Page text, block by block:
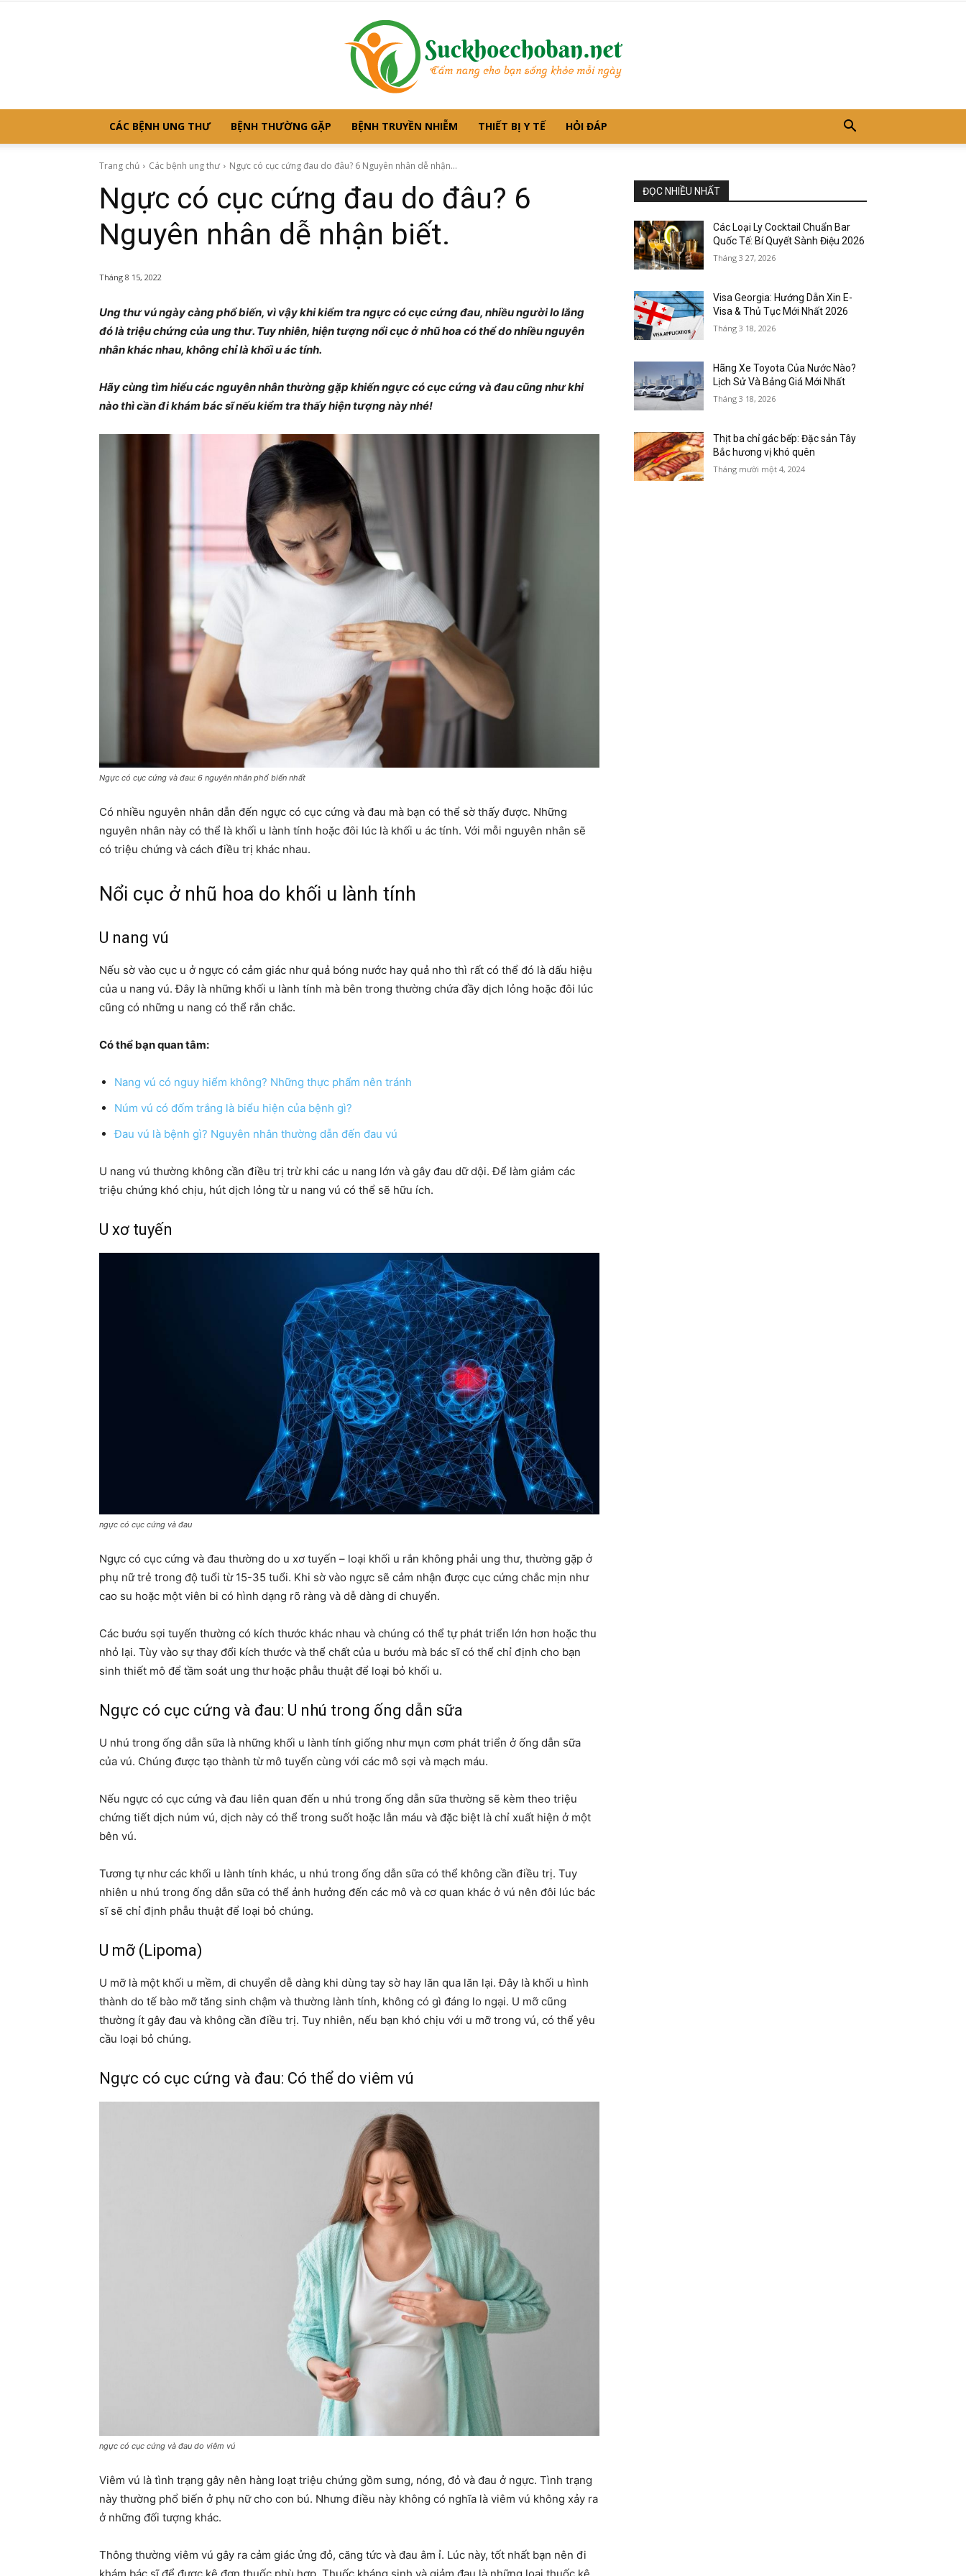
nang
sống
khoẻ
ngày
CÁC BỆNH UNG THƯ BỆNH THƯỜNG GẶP BỆNH TRUYỀN NHIỄM THIẾT BỊ Y TẾ HỎI ĐÁP
Trang chủ Các bệnh ung thư Ngực có cục cứng đau do đâu? 6 Nguyên nhân dễ nhận...
Ngực có cục cứng đau do đâu? 6
Nguyên nhân dễ nhận biết.
Tháng 8 15, 2022
Ung thư vú ngày càng phổ biến, vì vậy khi kiểm tra ngực có cục cứng đau, nhiều người lo lắng
đó là triệu chứng của ung thư. Tuy nhiên, hiện tượng nổi cục ở nhũ hoa có thể do nhiều nguyên
nhân khác nhau, không chỉ là khối u ác tính.
Hãy cùng tìm hiểu các nguyên nhân thường gặp khiến ngực có cục cứng và đau cũng như khi
nào thì cần đi khám bác sĩ nếu kiểm tra thấy hiện tượng này nhé!
Ngực có cục cứng và đau: 6 nguyên nhân phổ biến nhất
Có nhiều nguyên nhân dẫn đến ngực có cục cứng và đau mà bạn có thể sờ thấy được. Những
nguyên nhân này có thể là khối u lành tính hoặc đôi lúc là khối u ác tính. Với mỗi nguyên nhân sẽ
có triệu chứng và cách điều trị khác nhau.
Nổi cục ở nhũ hoa do khối u lành tính
U nang vú
Nếu sờ vào cục u ở ngực có cảm giác như quả bóng nước hay quả nho thì rất có thể đó là dấu hiệu
của u nang vú. Đây là những khối u lành tính mà bên trong thường chứa đầy dịch lỏng hoặc đôi lúc
cũng có những u nang có thể rắn chắc.
Có thể bạn quan tâm:
Nang vú có nguy hiểm không? Những thực phẩm nên tránh
Núm vú có đốm trắng là biểu hiện của bệnh gì?
Đau vú là bệnh gì? Nguyên nhân thường dẫn đến đau vú
U nang vú thường không cần điều trị trừ khi các u nang lớn và gây đau dữ dội. Để làm giảm các
triệu chứng khó chịu, hút dịch lỏng từ u nang vú có thể sẽ hữu ích.
U xơ tuyến
ngực có cục cứng và đau
Ngực có cục cứng và đau thường do u xơ tuyến – loại khối u rắn không phải ung thư, thường gặp ở
phụ nữ trẻ trong độ tuổi từ 15-35 tuổi. Khi sờ vào ngực sẽ cảm nhận được cục cứng chắc mịn như
cao su hoặc một viên bi có hình dạng rõ ràng và dễ dàng di chuyển.
Các bướu sợi tuyến thường có kích thước khác nhau và chúng có thể tự phát triển lớn hơn hoặc thu
nhỏ lại. Tùy vào sự thay đổi kích thước và thể chất của u bướu mà bác sĩ có thể chỉ định cho bạn
sinh thiết mô để tầm soát ung thư hoặc phẫu thuật để loại bỏ khối u.
Ngực có cục cứng và đau: U nhú trong ống dẫn sữa
U nhú trong ống dẫn sữa là những khối u lành tính giống như mụn cơm phát triển ở ống dẫn sữa
của vú. Chúng được tạo thành từ mô tuyến cùng với các mô sợi và mạch máu.
Nếu ngực có cục cứng và đau liên quan đến u nhú trong ống dẫn sữa thường sẽ kèm theo triệu
chứng tiết dịch núm vú, dịch này có thể trong suốt hoặc lẫn máu và đặc biệt là chỉ xuất hiện ở một
bên vú.
Tương tự như các khối u lành tính khác, u nhú trong ống dẫn sữa có thể không cần điều trị. Tuy
nhiên u nhú trong ống dẫn sữa có thể ảnh hưởng đến các mô và cơ quan khác ở vú nên đôi lúc bác
sĩ sẽ chỉ định phẫu thuật để loại bỏ chúng.
U mỡ (Lipoma)
U mỡ là một khối u mềm, di chuyển dễ dàng khi dùng tay sờ hay lăn qua lăn lại. Đây là khối u hình
thành do tế bào mỡ tăng sinh chậm và thường lành tính, không có gì đáng lo ngại. U mỡ cũng
thường ít gây đau và không cần điều trị. Tuy nhiên, nếu bạn khó chịu với u mỡ trong vú, có thể yêu
cầu loại bỏ chúng.
Ngực có cục cứng và đau: Có thể do viêm vú
ngực có cục cứng và đau do viêm vú
Viêm vú là tình trạng gây nên hàng loạt triệu chứng gồm sưng, nóng, đỏ và đau ở ngực. Tình trạng
này thường phổ biến ở phụ nữ cho con bú. Nhưng điều này không có nghĩa là viêm vú không xảy ra
ở những đối tượng khác.
Thông thường viêm vú gây ra cảm giác ửng đỏ, căng tức và đau âm ỉ. Lúc này, tốt nhất bạn nên đi
ĐỌC NHIỀU NHẤT
Các Loại Ly Cocktail Chuẩn Bar
Quốc Tế: Bí Quyết Sành Điệu 2026
Tháng 3 27, 2026
Visa Georgia: Hướng Dẫn Xin E-
Visa & Thủ Tục Mới Nhất 2026
Tháng 3 18, 2026
Hãng Xe Toyota Của Nước Nào?
Lịch Sử Và Bảng Giá Mới Nhất
Tháng 3 18, 2026
Thịt ba chỉ gác bếp: Đặc sản Tây
Bắc hương vị khó quên
Tháng mười một 4, 2024